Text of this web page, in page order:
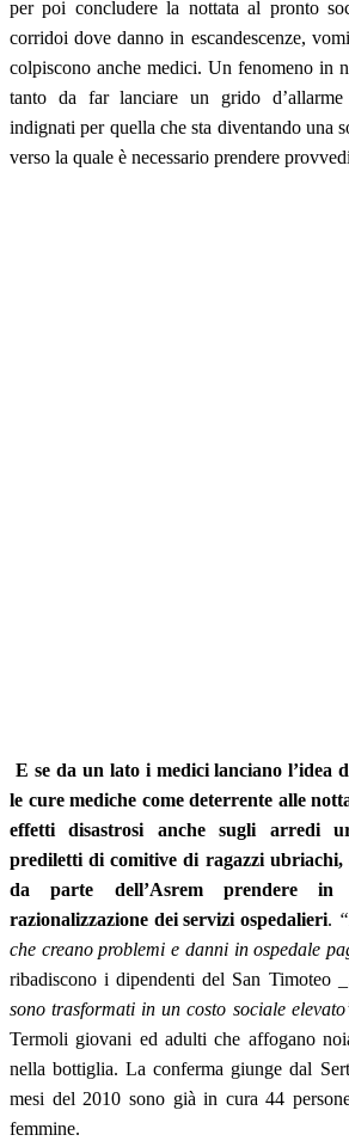
per poi concludere la nottata al pronto
corridoi dove danno in escandescenze,
colpiscono anche medici. Un fenomeno in
tanto da far lanciare un grido d’allarme
indignati per quella che sta diventando una
verso la quale è necessario prendere
E se da un lato i medici lanciano l’idea
le cure mediche come deterrente alle
effetti disastrosi anche sugli arredi
prediletti di comitive di ragazzi ubriachi,
da parte dell’Asrem prendere in
razionalizzazione dei servizi ospedalieri.
che creano problemi e danni in ospedale
ribadiscono i dipendenti del San Timoteo
sono trasformati in un costo sociale
Termoli giovani ed adulti che affogano
nella bottiglia. La conferma giunge dal
mesi del 2010 sono già in cura 44
femmine.